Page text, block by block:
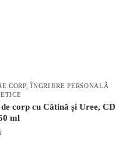
CORP,ÎNGRIJIRE PERSONALĂ
corp cu Cătină și Uree, CD
ml